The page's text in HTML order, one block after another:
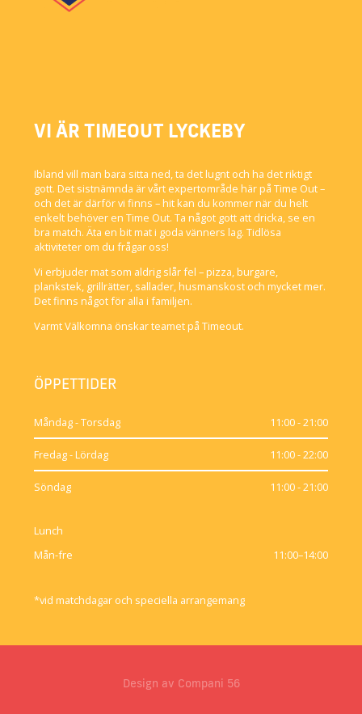
VI ÄR TIMEOUT LYCKEBY
Ibland vill man bara sitta ned, ta det lugnt och ha det riktigt
gott. Det sistnämnda är vårt expertområde här på Time Out –
och det är därför vi finns – hit kan du kommer när du helt
enkelt behöver en Time Out. Ta något gott att dricka, se en
bra match. Äta en bit mat i goda vänners lag. Tidlösa
aktiviteter om du frågar oss!
Vi erbjuder mat som aldrig slår fel – pizza, burgare,
plankstek, grillrätter, sallader, husmanskost och mycket mer.
Det finns något för alla i familjen.
Varmt Välkomna önskar teamet på Timeout.
ÖPPETTIDER
Måndag - Torsdag 11:00 - 21:00
Fredag - Lördag 11:00 - 22:00
Söndag 11:00 - 21:00
Lunch
Mån-fre
11:00–14:00
*vid matchdagar och speciella arrangemang
Design av Compani 56